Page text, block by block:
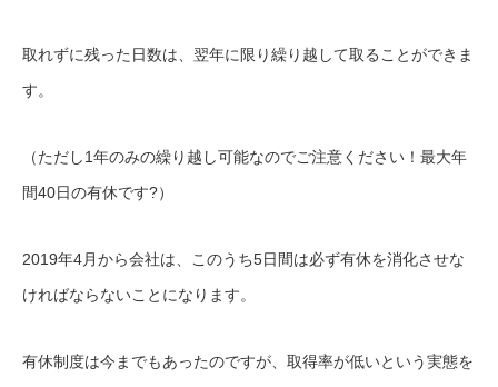
取れずに残った日数は、翌年に限り繰り越して取ることができま
す。
（ただし1年のみの繰り越し可能なのでご注意ください！最大年
間40日の有休です?）
2019年4月から会社は、このうち5日間は必ず有休を消化させな
ければならないことになります。
有休制度は今までもあったのですが、取得率が低いという実態を